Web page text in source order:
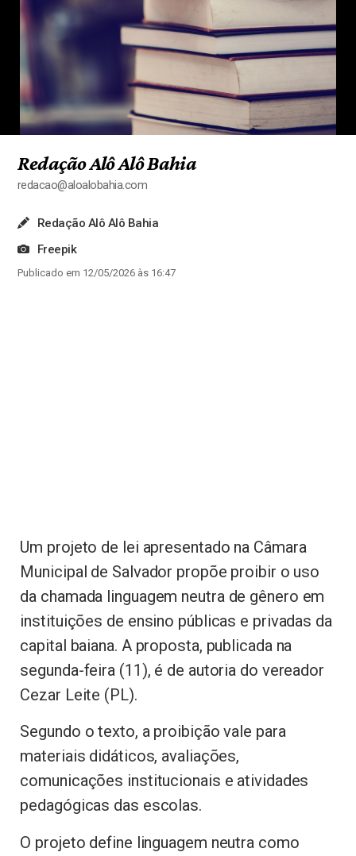
Redação Alô Alô Bahia
redacao@aloalobahia.com
Redação Alô Alô Bahia
Freepik
Publicado em 12/05/2026 às 16:47
Um projeto de lei apresentado na Câmara
Municipal de Salvador propõe proibir o uso
da chamada linguagem neutra de gênero em
instituições de ensino públicas e privadas da
capital baiana. A proposta, publicada na
segunda-feira (11), é de autoria do vereador
Cezar Leite (PL).
Segundo o texto, a proibição vale para
materiais didáticos, avaliações,
comunicações institucionais e atividades
pedagógicas das escolas.
O projeto define linguagem neutra como